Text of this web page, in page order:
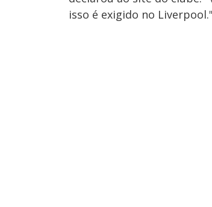
isso é exigido no Liverpool."